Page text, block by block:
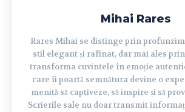
Mihai Rares
Rares Mihai se distinge prin
stil elegant și rafinat, dar mai ales
transforma cuvintele în emoție
care îi poartă semnătura devine o
menită să captiveze, să inspire și să
Scrierile sale nu doar transmit